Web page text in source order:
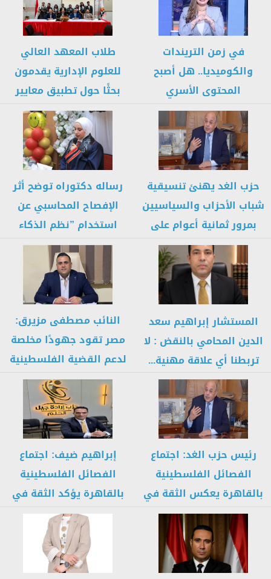
في زمن التريندات
والكوميديا.. هل أصبح
المحتوى الأسري
والاجتماعي هو الرابح
الحقيقي؟
طلاب المعهد العالي
للعلوم الإدارية يقدمون
بحثًا حول تطبيق معايير
المراجعة الدولية...
حزب الغد يهنئ تنسيقية
شباب الأحزاب والسياسيين
بمرور ثمانية أعوام على
تأسيسها
رساله دكتوراه توضح أثر
الإفصاح المحاسبي عن
استخدام ”نظم الذكاء
الاصطناعي” بتقارير...
المستشار إبراهيم سعد
الدين المحامي بالنقض : لا
تربطنا أي علاقة مهنية...
النائب مصطفى مزيرق:
مصر تقود جهودًا مخلصة
لدعم القضية الفلسطينية
وتحقيق الاستقرار...
رئيس حزب الغد: اجتماع
الفصائل الفلسطينية
بالقاهرة يعكس الثقة في
الدور المصري...
إبراهيم ضيف: اجتماع
الفصائل الفلسطينية
بالقاهرة يؤكد الثقة في
الدور المصري ويعزز...